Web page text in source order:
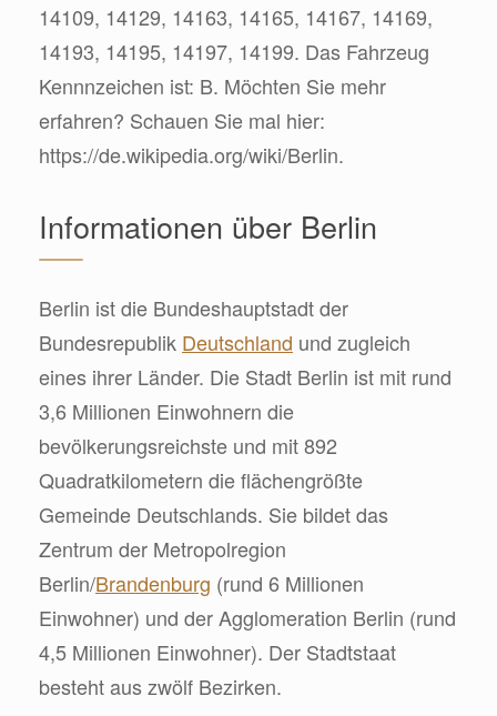
14109, 14129, 14163, 14165, 14167, 14169,
14193, 14195, 14197, 14199. Das Fahrzeug
Kennnzeichen ist: B. Möchten Sie mehr
erfahren? Schauen Sie mal hier:
https://de.wikipedia.org/wiki/Berlin.
Informationen über Berlin
Berlin ist die Bundeshauptstadt der
Bundesrepublik Deutschland und zugleich
eines ihrer Länder. Die Stadt Berlin ist mit rund
3,6 Millionen Einwohnern die
bevölkerungsreichste und mit 892
Quadratkilometern die flächengrößte
Gemeinde Deutschlands. Sie bildet das
Zentrum der Metropolregion
Berlin/Brandenburg (rund 6 Millionen
Einwohner) und der Agglomeration Berlin (rund
4,5 Millionen Einwohner). Der Stadtstaat
besteht aus zwölf Bezirken.